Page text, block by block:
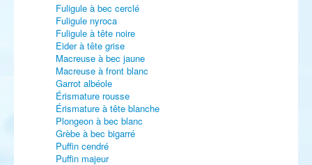
Fuligule à bec cerclé
Fuligule nyroca
Fuligule à tête noire
Eider à tête grise
Macreuse à bec jaune
Macreuse à front blanc
Garrot albéole
Érismature rousse
Érismature à tête blanche
Plongeon à bec blanc
Grèbe à bec bigarré
Puffin cendré
Puffin majeur